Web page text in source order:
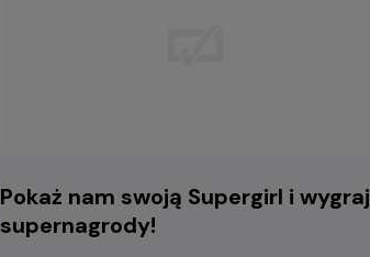
Pokaż nam swoją Supergirl i wygraj
supernagrody!